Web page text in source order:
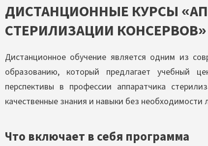
ДИСТАНЦИОННЫЕ КУРСЫ
СТЕРИЛИЗАЦИИ КОНСЕРВОВ»
Дистанционное обучение является одним из
образованию, который предлагает
перспективы в профессии аппаратчика
качественные знания и навыки без необходимости
Что включает в себя программа